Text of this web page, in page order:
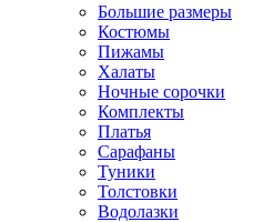
Большие размеры
Костюмы
Пижамы
Халаты
Ночные сорочки
Комплекты
Платья
Сарафаны
Туники
Толстовки
Водолазки